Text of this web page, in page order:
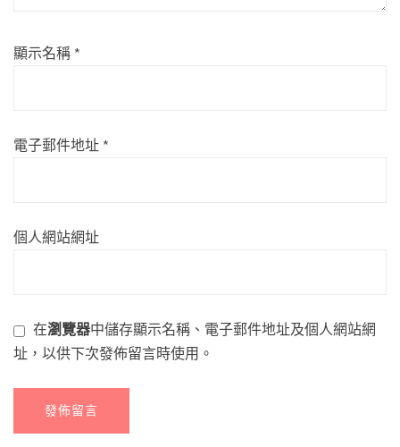
顯示名稱 *
電子郵件地址 *
個人網站網址
在瀏覽器中儲存顯示名稱、電子郵件地址及個人網站網
址，以供下次發佈留言時使用。